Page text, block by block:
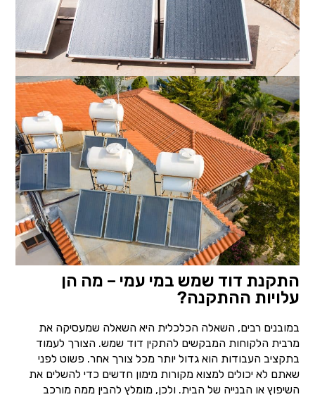
התקנת דוד שמש במי עמי – מה הן
עלויות ההתקנה?
במובנים רבים, השאלה הכלכלית היא השאלה שמעסיקה את
מרבית הלקוחות המבקשים להתקין דוד שמש. הצורך לעמוד
בתקציב העבודות הוא גדול יותר מכל צורך אחר. פשוט לפני
שאתם לא יכולים למצוא מקורות מימון חדשים כדי להשלים את
השיפוץ או הבנייה של הבית. ולכן, מומלץ להבין ממה מורכב